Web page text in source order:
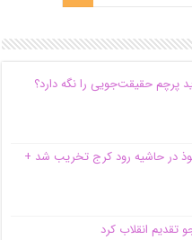
پرچم حقیقت‌جویی را نگه دارد؟
در حاشیه‌ رود کرج تخریب شد +